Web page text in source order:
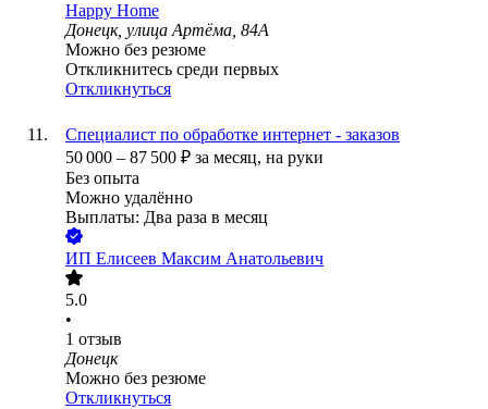
Happy Home
Донецк, улица Артёма, 84А
Можно без резюме
Откликнитесь среди первых
Откликнуться
Специалист по обработке интернет - заказов
50 000 – 87 500 ₽ за месяц, на руки
Без опыта
Можно удалённо
Выплаты: Два раза в месяц
ИП Елисеев Максим Анатольевич
5.0
•
1 отзыв
Донецк
Можно без резюме
Откликнуться